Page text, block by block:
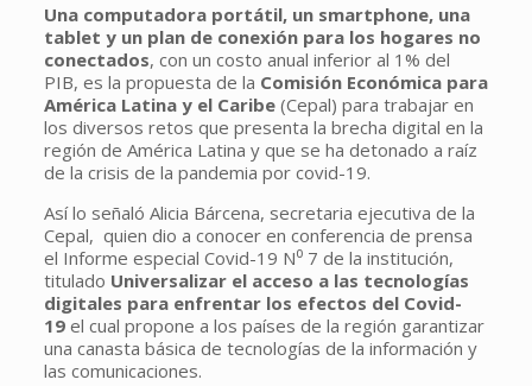
Una computadora portátil, un smartphone, una
tablet y un plan de conexión para los hogares no
conectados, con un costo anual inferior al 1% del
PIB, es la propuesta de la Comisión Económica para
América Latina y el Caribe(Cepal) para trabajar en
los diversos retos que presenta la brecha digital en la
región de América Latina y que se ha detonado a raíz
de la crisis de la pandemia por covid-19.
Así lo señaló Alicia Bárcena, secretaria ejecutiva de la
Cepal, quien dio a conocer en conferencia de prensa
el Informe especial Covid-19 N⁰ 7 de la institución,
titulado Universalizar el acceso a las tecnologías
digitales para enfrentar los efectos del Covid-
19el cual propone a los países de la región garantizar
una canasta básica de tecnologías de la información y
las comunicaciones.